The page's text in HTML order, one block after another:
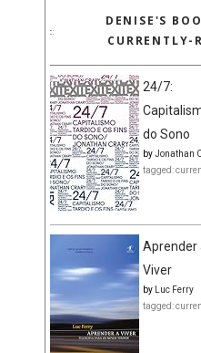
DENISE'S
CURRENTLY-
24/7:
do Sono
byJonathan
tagged:
Aprender
Viver
by
Luc Ferry
tagged: